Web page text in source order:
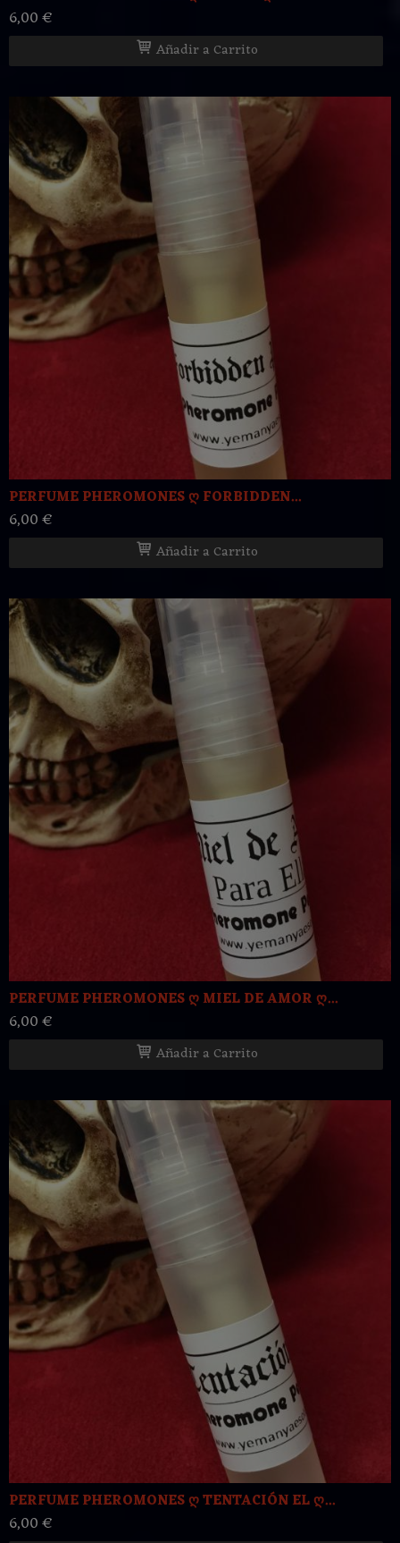
6,00 €
Añadir a Carrito
PERFUME PHEROMONES ღ FORBIDDEN...
6,00 €
Añadir a Carrito
PERFUME PHEROMONES ღ MIEL DE AMOR ღ...
6,00 €
Añadir a Carrito
PERFUME PHEROMONES ღ TENTACIÓN EL ღ...
6,00 €